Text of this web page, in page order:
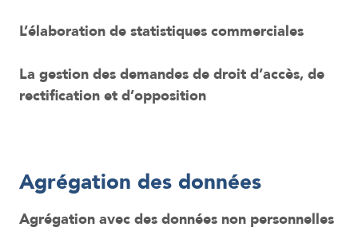
L’élaboration de statistiques commerciales
La gestion des demandes de droit d’accès, de
rectification et d’opposition
Agrégation des données
Agrégation avec des données non personnelles